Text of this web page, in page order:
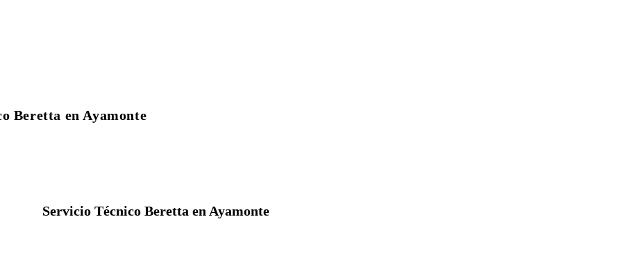
Beretta en Ayamonte
Servicio Técnico Beretta en Ayamonte